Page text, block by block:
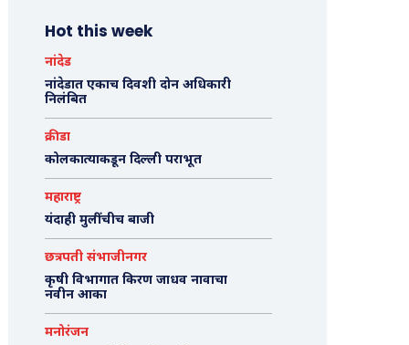
Hot this week
नांदेड
नांदेडात एकाच दिवशी दोन अधिकारी
निलंबित
क्रीडा
कोलकात्याकडून दिल्ली पराभूत
महाराष्ट्र
यंदाही मुलींचीच बाजी
छत्रपती संभाजीनगर
कृषी विभागात किरण जाधव नावाचा
नवीन आका
मनोरंजन